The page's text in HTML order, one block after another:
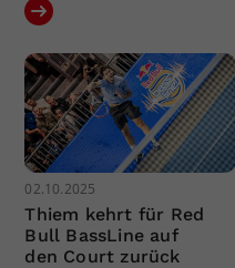
02.10.2025
Thiem kehrt für Red
Bull BassLine auf
den Court zurück